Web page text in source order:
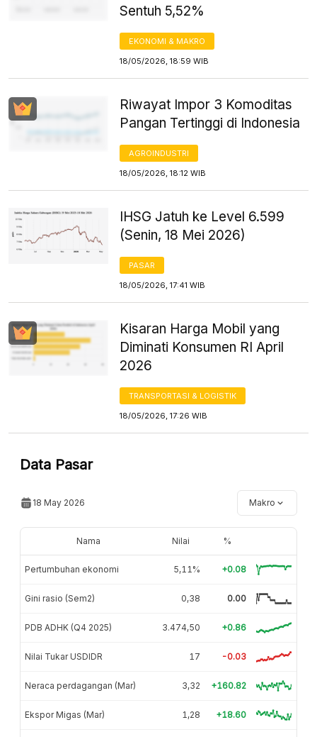
Sentuh 5,52%
EKONOMI & MAKRO
18/05/2026, 18:59 WIB
Riwayat Impor 3 Komoditas
Pangan Tertinggi di Indonesia
AGROINDUSTRI
18/05/2026, 18:12 WIB
IHSG Jatuh ke Level 6.599
(Senin, 18 Mei 2026)
PASAR
18/05/2026, 17:41 WIB
Kisaran Harga Mobil yang
Diminati Konsumen RI April
2026
TRANSPORTASI & LOGISTIK
18/05/2026, 17:26 WIB
Data Pasar
18 May 2026 Makro
Nama Nilai %
Pertumbuhan ekonomi 5,11% +0.08
Gini rasio (Sem2) 0,38 0.00
PDB ADHK (Q4 2025) 3.474,50 +0.86
Nilai Tukar USDIDR 17 -0.03
Neraca perdagangan (Mar) 3,32 +160.82
Ekspor Migas (Mar) 1,28 +18.60